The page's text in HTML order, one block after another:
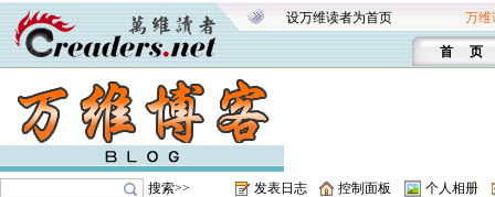
设万维读者为首页 万维
首 页
搜索>> 发表日志 控制面板 个人相册